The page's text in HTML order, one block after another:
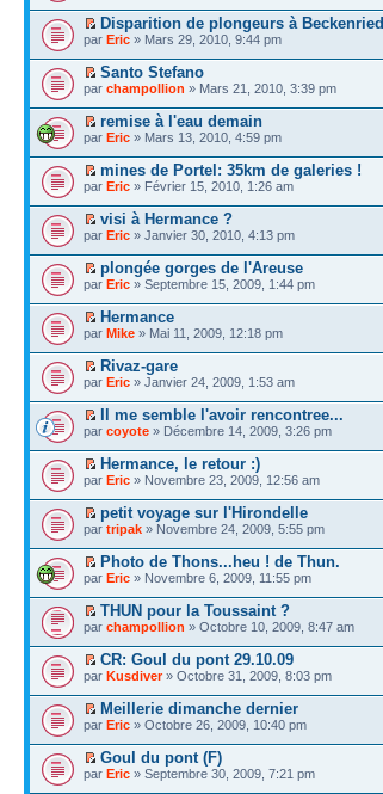
Disparition de plongeurs à Beckenried
par Eric » Mars 29, 2010, 9:44 pm
Santo Stefano
par champollion » Mars 21, 2010, 3:39 pm
remise à l'eau demain
par Eric » Mars 13, 2010, 4:59 pm
mines de Portel: 35km de galeries !
par Eric » Février 15, 2010, 1:26 am
visi à Hermance ?
par Eric » Janvier 30, 2010, 4:13 pm
plongée gorges de l'Areuse
par Eric » Septembre 15, 2009, 1:44 pm
Hermance
par Mike » Mai 11, 2009, 12:18 pm
Rivaz-gare
par Eric » Janvier 24, 2009, 1:53 am
Il me semble l'avoir rencontree...
par coyote » Décembre 14, 2009, 3:26 pm
Hermance, le retour :)
par Eric » Novembre 23, 2009, 12:56 am
petit voyage sur l'Hirondelle
par tripak » Novembre 24, 2009, 5:55 pm
Photo de Thons...heu ! de Thun.
par Eric » Novembre 6, 2009, 11:55 pm
THUN pour la Toussaint ?
par champollion » Octobre 10, 2009, 8:47 am
CR: Goul du pont 29.10.09
par Kusdiver» Octobre 31, 2009, 8:03 pm
Meillerie dimanche dernier
par Eric » Octobre 26, 2009, 10:40 pm
Goul du pont (F)
par Eric » Septembre 30, 2009, 7:21 pm